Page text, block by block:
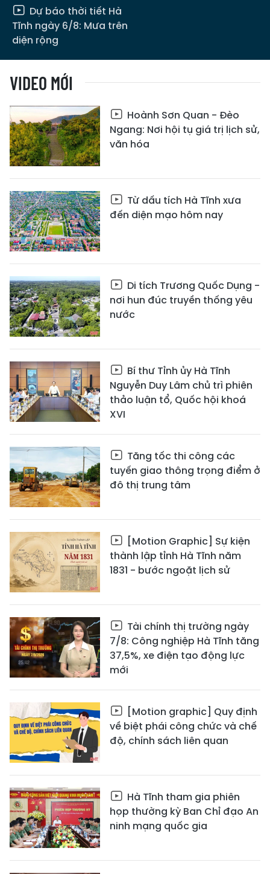
Dự báo thời tiết Hà
Tĩnh ngày 6/8: Mưa trên
diện rộng
VIDEO MỚI
Hoành Sơn Quan - Đèo
Ngang: Nơi hội tụ giá trị lịch sử,
văn hóa
Từ dấu tích Hà Tĩnh xưa
đến diện mạo hôm nay
Di tích Trương Quốc Dụng -
nơi hun đúc truyền thống yêu
nước
Bí thư Tỉnh ủy Hà Tĩnh
Nguyễn Duy Lâm chủ trì phiên
thảo luận tổ, Quốc hội khoá
XVI
Tăng tốc thi công các
tuyến giao thông trọng điểm ở
đô thị trung tâm
[Motion Graphic] Sự kiện
thành lập tỉnh Hà Tĩnh năm
1831 - bước ngoặt lịch sử
Tài chính thị trường ngày
7/8: Công nghiệp Hà Tĩnh tăng
37,5%, xe điện tạo động lực
mới
[Motion graphic] Quy định
về biệt phái công chức và chế
độ, chính sách liên quan
Hà Tĩnh tham gia phiên
họp thường kỳ Ban Chỉ đạo An
ninh mạng quốc gia